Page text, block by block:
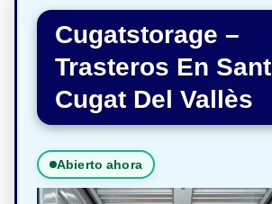
Cugatstorage –
Trasteros En Sant
Cugat Del Vallès
Abierto ahora